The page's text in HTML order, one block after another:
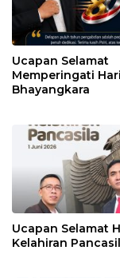
Ucapan Selamat
Memperingati Hari
Bhayangkara
Ucapan Selamat
Kelahiran